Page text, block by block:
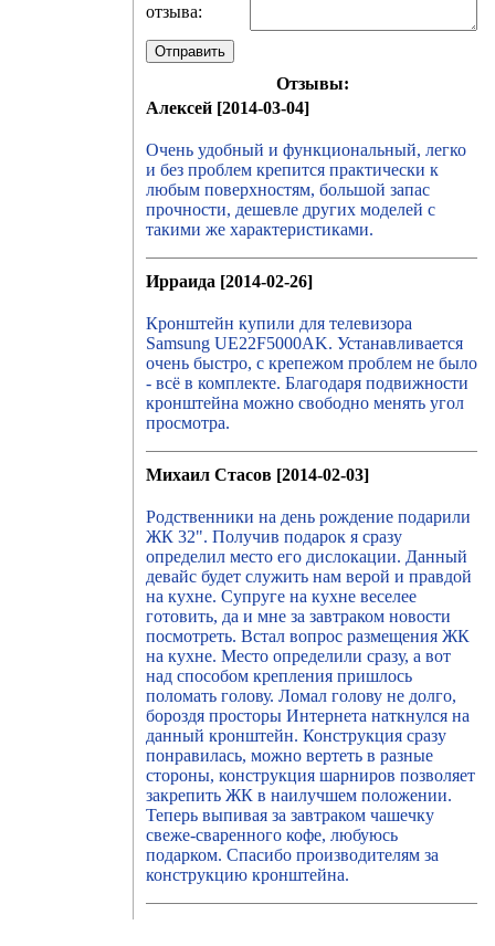
отзыва:
Отправить
Отзывы:
Алексей [2014-03-04]
Очень удобный и функциональный, легко
и без проблем крепится практически к
любым поверхностям, большой запас
прочности, дешевле других моделей с
такими же характеристиками.
Ирраида [2014-02-26]
Кронштейн купили для телевизора
Samsung UE22F5000AK. Устанавливается
очень быстро, с крепежом проблем не было
- всё в комплекте. Благодаря подвижности
кронштейна можно свободно менять угол
просмотра.
Михаил Стасов [2014-02-03]
Родственники на день рождение подарили
ЖК 32". Получив подарок я сразу
определил место его дислокации. Данный
девайс будет служить нам верой и правдой
на кухне. Супруге на кухне веселее
готовить, да и мне за завтраком новости
посмотреть. Встал вопрос размещения ЖК
на кухне. Место определили сразу, а вот
над способом крепления пришлось
поломать голову. Ломал голову не долго,
бороздя просторы Интернета наткнулся на
данный кронштейн. Конструкция сразу
понравилась, можно вертеть в разные
стороны, конструкция шарниров позволяет
закрепить ЖК в наилучшем положении.
Теперь выпивая за завтраком чашечку
свеже-сваренного кофе, любуюсь
подарком. Спасибо производителям за
конструкцию кронштейна.